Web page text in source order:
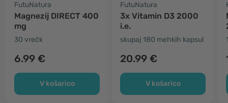
FutuNatura
Magnezij DIRECT 400
mg
30 vrečk
6.99 €
V košarico
FutuNatura
3x Vitamin D3 2000
i.e.
skupaj 180 mehkih kapsul
20.99 €
V košarico